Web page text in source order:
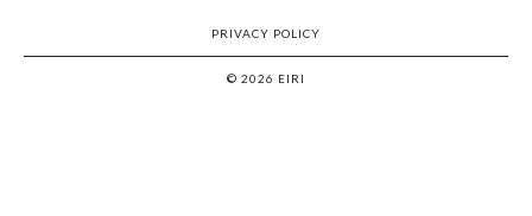
PRIVACY POLICY
© 2026 EIRI